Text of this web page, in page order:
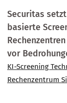
Securitas
basierte
vor
KI-Screening
Rechenzentrum